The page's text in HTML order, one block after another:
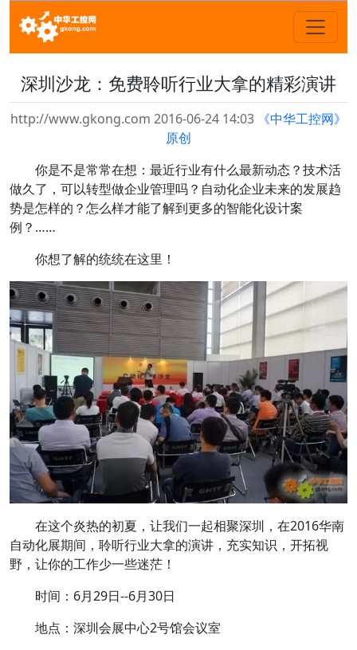
深圳沙龙：免费聆听行业大拿的精彩演讲
http://www.gkong.com 2016-06-24 14:03 《中华工控网》
原创
你是不是常常在想：最近行业有什么最新动态？技术活
做久了，可以转型做企业管理吗？自动化企业未来的发展趋
势是怎样的？怎么样才能了解到更多的智能化设计案
例？……
你想了解的统统在这里！
在这个炎热的初夏，让我们一起相聚深圳，在2016华南
自动化展期间，聆听行业大拿的演讲，充实知识，开拓视
野，让你的工作少一些迷茫！
时间：6月29日--6月30日
地点：深圳会展中心2号馆会议室